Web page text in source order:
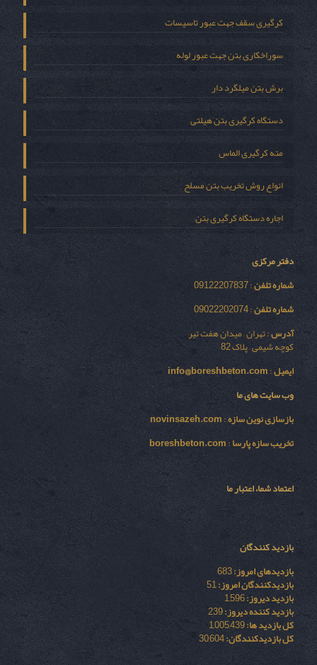
کرگیری سقف جهت عبور تاسیسات
سوراخکاری بتن جهت عبور لوله
برش بتن میلگرد دار
دستگاه کرگیری بتن هیلتی
مته کرگیری الماس
انواع روش تخریب بتن مسلح
اجاره دستگاه کرگیری بتن
دفتر مرکزی
شماره تلفن: 09122207837
شماره تلفن: 09022202074
آدرس: تهران – میدان هفت تیر
کوچه شیمی – پلاک 82
ایمیل:
info@boreshbeton.com
وب سایت های ما
بازسازی نوين سازه:
novinsazeh.com
تخریب سازه پارسا:
boreshbeton.com
اعتماد شما، اعتبار ما
بازدید کنندگان
بازدیدهای امروز:683
بازدیدکنندگان امروز:51
بازدید دیروز:1,596
بازدید کننده دیروز:239
کل بازدید ها:1,005,439
کل بازدیدکنند‌گان:30,604